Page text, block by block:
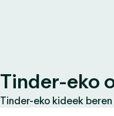
Tinder-eko
Tinder-eko kideek